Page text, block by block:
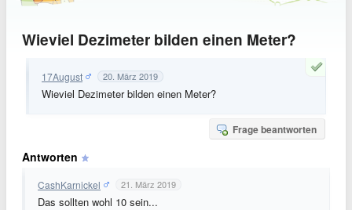
Wieviel Dezimeter bilden einen Meter?
17August 20. März 2019
Wieviel Dezimeter bilden einen Meter?
Frage beantworten
Antworten
CashKarnickel 21. März 2019
Das sollten wohl 10 sein...